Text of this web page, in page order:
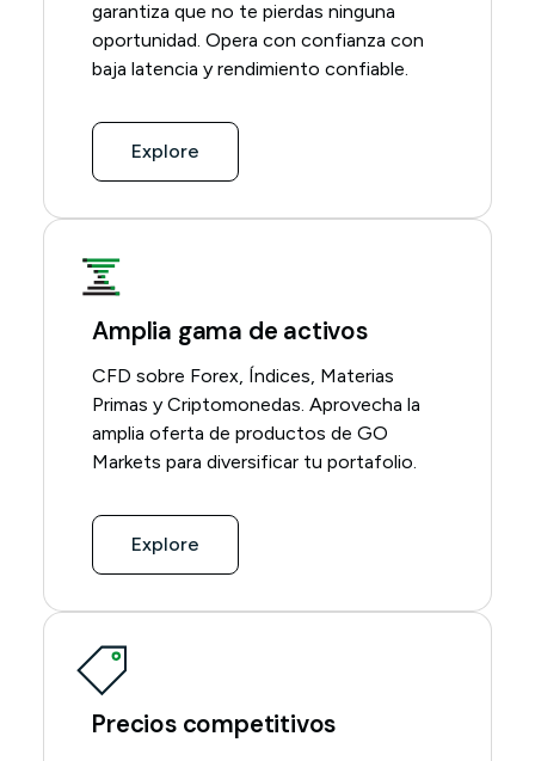
garantiza que no te pierdas ninguna
oportunidad. Opera con confianza con
baja latencia y rendimiento confiable.
Explore
Amplia gama de activos
CFD sobre Forex, Índices, Materias
Primas y Criptomonedas. Aprovecha la
amplia oferta de productos de GO
Markets para diversificar tu portafolio.
Explore
Precios competitivos